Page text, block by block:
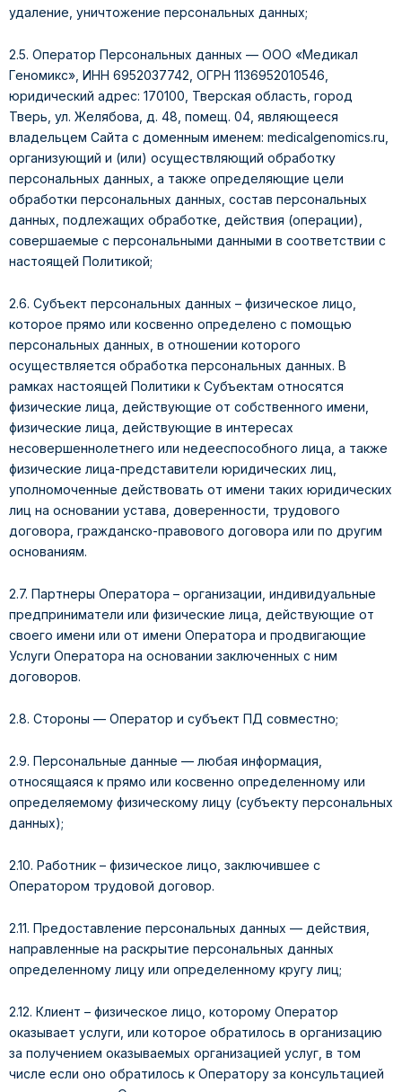
удаление, уничтожение персональных данных;
2.5. Оператор Персональных данных — ООО «Медикал
Геномикс», ИНН 6952037742, ОГРН 1136952010546,
юридический адрес: 170100, Тверская область, город
Тверь, ул. Желябова, д. 48, помещ. 04, являющееся
владельцем Сайта с доменным именем: medicalgenomics.ru,
организующий и (или) осуществляющий обработку
персональных данных, а также определяющие цели
обработки персональных данных, состав персональных
данных, подлежащих обработке, действия (операции),
совершаемые с персональными данными в соответствии с
настоящей Политикой;
2.6. Субъект персональных данных – физическое лицо,
которое прямо или косвенно определено с помощью
персональных данных, в отношении которого
осуществляется обработка персональных данных. В
рамках настоящей Политики к Субъектам относятся
физические лица, действующие от собственного имени,
физические лица, действующие в интересах
несовершеннолетнего или недееспособного лица, а также
физические лица-представители юридических лиц,
уполномоченные действовать от имени таких юридических
лиц на основании устава, доверенности, трудового
договора, гражданско-правового договора или по другим
основаниям.
2.7. Партнеры Оператора – организации, индивидуальные
предприниматели или физические лица, действующие от
своего имени или от имени Оператора и продвигающие
Услуги Оператора на основании заключенных с ним
договоров.
2.8. Стороны — Оператор и субъект ПД совместно;
2.9. Персональные данные — любая информация,
относящаяся к прямо или косвенно определенному или
определяемому физическому лицу (субъекту персональных
данных);
2.10. Работник – физическое лицо, заключившее с
Оператором трудовой договор.
2.11. Предоставление персональных данных — действия,
направленные на раскрытие персональных данных
определенному лицу или определенному кругу лиц;
2.12. Клиент – физическое лицо, которому Оператор
оказывает услуги, или которое обратилось в организацию
за получением оказываемых организацией услуг, в том
числе если оно обратилось к Оператору за консультацией